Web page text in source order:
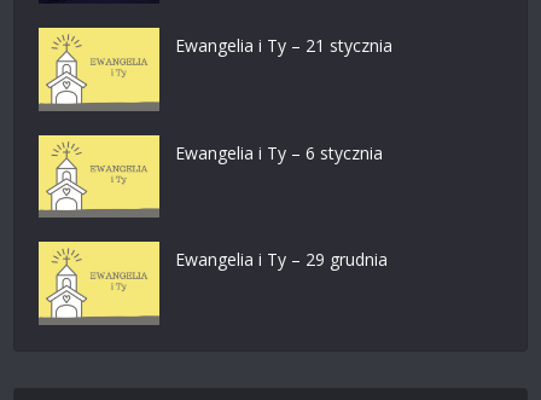
Ewangelia i Ty – 21 stycznia
Ewangelia i Ty – 6 stycznia
Ewangelia i Ty – 29 grudnia